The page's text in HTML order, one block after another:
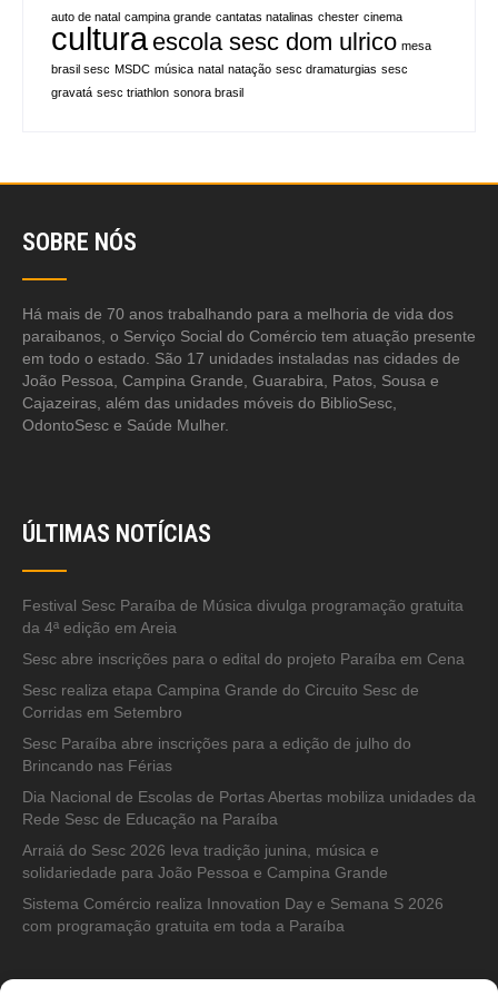
auto de natal campina grande cantatas natalinas chester cinema
cultura escola sesc dom ulrico mesa
brasil sesc MSDC música natal natação sesc dramaturgias sesc
gravatá sesc triathlon sonora brasil
SOBRE NÓS
Há mais de 70 anos trabalhando para a melhoria de vida dos
paraibanos, o Serviço Social do Comércio tem atuação presente
em todo o estado. São 17 unidades instaladas nas cidades de
João Pessoa, Campina Grande, Guarabira, Patos, Sousa e
Cajazeiras, além das unidades móveis do BiblioSesc,
OdontoSesc e Saúde Mulher.
ÚLTIMAS NOTÍCIAS
Festival Sesc Paraíba de Música divulga programação gratuita
da 4ª edição em Areia
Sesc abre inscrições para o edital do projeto Paraíba em Cena
Sesc realiza etapa Campina Grande do Circuito Sesc de
Corridas em Setembro
Sesc Paraíba abre inscrições para a edição de julho do
Brincando nas Férias
Dia Nacional de Escolas de Portas Abertas mobiliza unidades da
Rede Sesc de Educação na Paraíba
Arraiá do Sesc 2026 leva tradição junina, música e
solidariedade para João Pessoa e Campina Grande
Sistema Comércio realiza Innovation Day e Semana S 2026
com programação gratuita em toda a Paraíba